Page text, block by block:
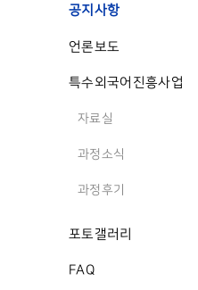
공지사항
언론보도
특수외국어진흥사업
자료실
과정소식
과정후기
포토갤러리
FAQ